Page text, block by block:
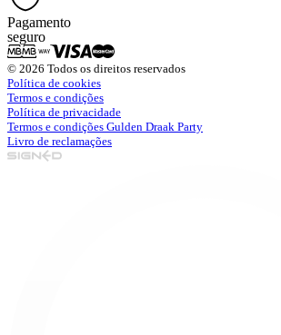
Pagamento
seguro
© 2026 Todos os direitos reservados
Política de cookies
Termos e condições
Política de privacidade
Termos e condições Gulden Draak Party
Livro de reclamações